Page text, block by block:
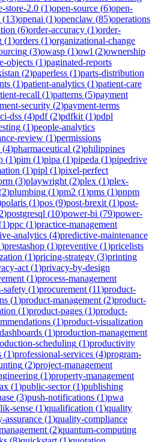
store-2.0 (1)open-source (6)open-
(13)openai (1)openclaw (85)operations
(6)order-accuracy (1)order-
(1)orders (1)organizational-change
(3)owasp (1)owl (2)ownership
objects (1)paginated-reports
(2)paperless (1)parts-distribution
(1)patient-analytics (1)patient-care
recall (1)patterns (5)payment
security (2)payment-terms
dss (4)pdf(2)pdfkit (1)pdpl
(1)people-analytics
review (1)permissions
(4)pharmaceutical (2)philippines
(1)pim (1)pipa (1)pipeda (1)pipedrive
(1)pipl (1)pixel-perfect
(3)playwright (2)plex (1)plex-
2)plumbing (1)pm2 (1)pms (1)pnpm
polaris (1)pos (9)post-brexit (1)post-
2)postgresql (10)power-bi (79)power-
1)ppc (1)practice-management
analytics (4)predictive-maintenance
)prestashop (1)preventive (1)pricelists
(1)pricing-strategy (3)printing
act (1)privacy-by-design
(1)process-management
safety (1)procurement (11)product-
(1)product-management (2)product-
(1)product-pages (1)product-
(1)product-visualization
(1)production-management
scheduling (1)productivity
(1)professional-services (4)program-
(2)project-management
(1)property-management
(1)public-sector(1)publishing
(3)push-notifications (1)pwa
sense (1)qualification (1)quality
assurance (1)quality-compliance
(2)quantum-computing